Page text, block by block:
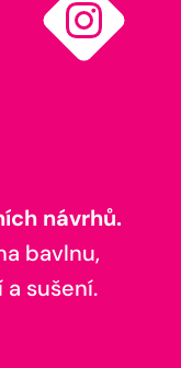
návrhů.
bavlnu,
sušení.